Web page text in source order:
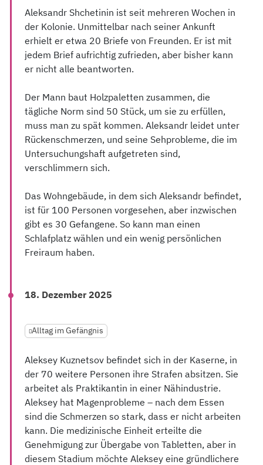
Aleksandr Shchetinin ist seit mehreren Wochen in
der Kolonie. Unmittelbar nach seiner Ankunft
erhielt er etwa 20 Briefe von Freunden. Er ist mit
jedem Brief aufrichtig zufrieden, aber bisher kann
er nicht alle beantworten.
Der Mann baut Holzpaletten zusammen, die
tägliche Norm sind 50 Stück, um sie zu erfüllen,
muss man zu spät kommen. Aleksandr leidet unter
Rückenschmerzen, und seine Sehprobleme, die im
Untersuchungshaft aufgetreten sind,
verschlimmern sich.
Das Wohngebäude, in dem sich Aleksandr befindet,
ist für 100 Personen vorgesehen, aber inzwischen
gibt es 30 Gefangene. So kann man einen
Schlafplatz wählen und ein wenig persönlichen
Freiraum haben.
18. Dezember 2025
Alltag im Gefängnis
Aleksey Kuznetsov befindet sich in der Kaserne, in
der 70 weitere Personen ihre Strafen absitzen. Sie
arbeitet als Praktikantin in einer Nähindustrie.
Aleksey hat Magenprobleme – nach dem Essen
sind die Schmerzen so stark, dass er nicht arbeiten
kann. Die medizinische Einheit erteilte die
Genehmigung zur Übergabe von Tabletten, aber in
diesem Stadium möchte Aleksey eine gründlichere